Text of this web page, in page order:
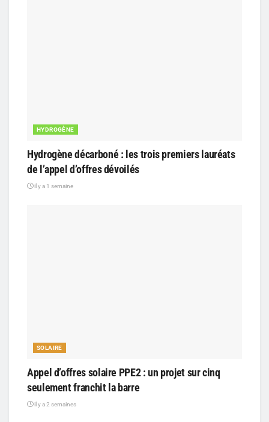
HYDROGÈNE
Hydrogène décarboné : les trois premiers lauréats
de l’appel d’offres dévoilés
il y a 1 semaine
SOLAIRE
Appel d’offres solaire PPE2 : un projet sur cinq
seulement franchit la barre
il y a 2 semaines